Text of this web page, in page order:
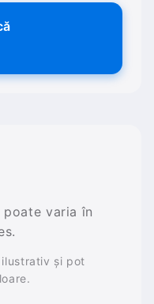
varia în
și pot